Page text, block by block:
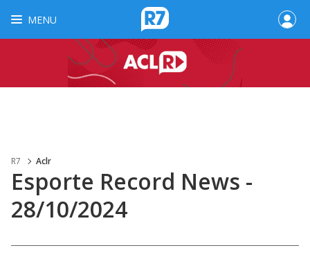
MENU
R7 Aclr
Esporte Record News -
28/10/2024